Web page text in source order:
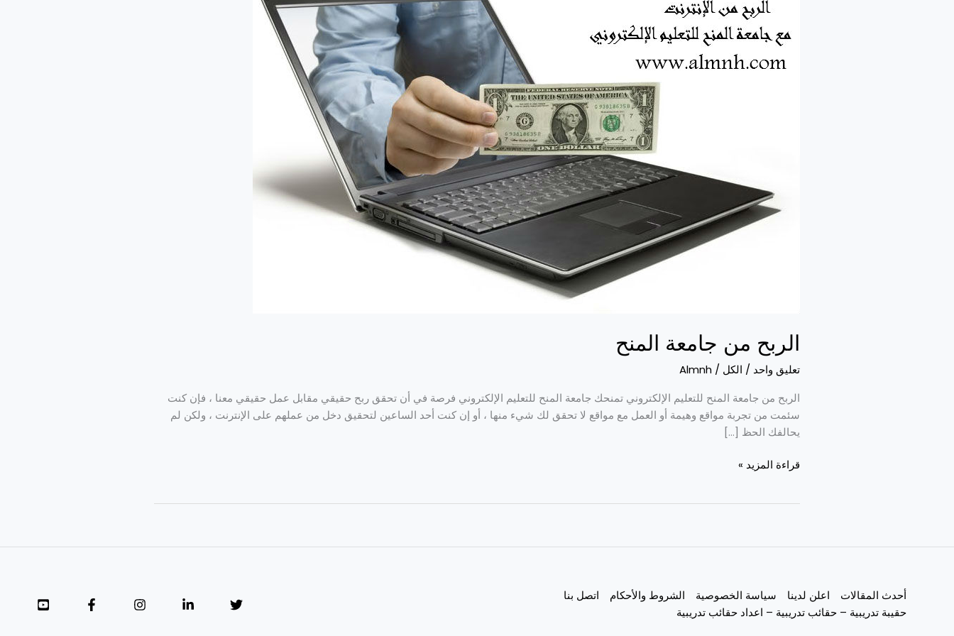
الربح من جامعة المنح
تعليق واحد / الكل /
Almnh
الربح من جامعة المنح للتعليم الإلكتروني تمنحك جامعة المنح للتعليم الإلكتروني فرصة في أن تحقق ربح حقيقي مقابل عمل حقيقي معنا ، فإن كنت
سئمت من تجربة مواقع وهيمة أو العمل مع مواقع لا تحقق لك شيء منها ، أو إن كنت أحد الساعين لتحقيق دخل من عملهم على الإنترنت ، ولكن لم
يحالفك الحظ […]
المنح
قراءة المزيد »
أحدث المقالات اعلن لدينا سياسة الخصوصية الشروط والأحكام
اتصل بنا
حقيبة تدريبية – حقائب تدريبية – اعداد حقائب تدريبية